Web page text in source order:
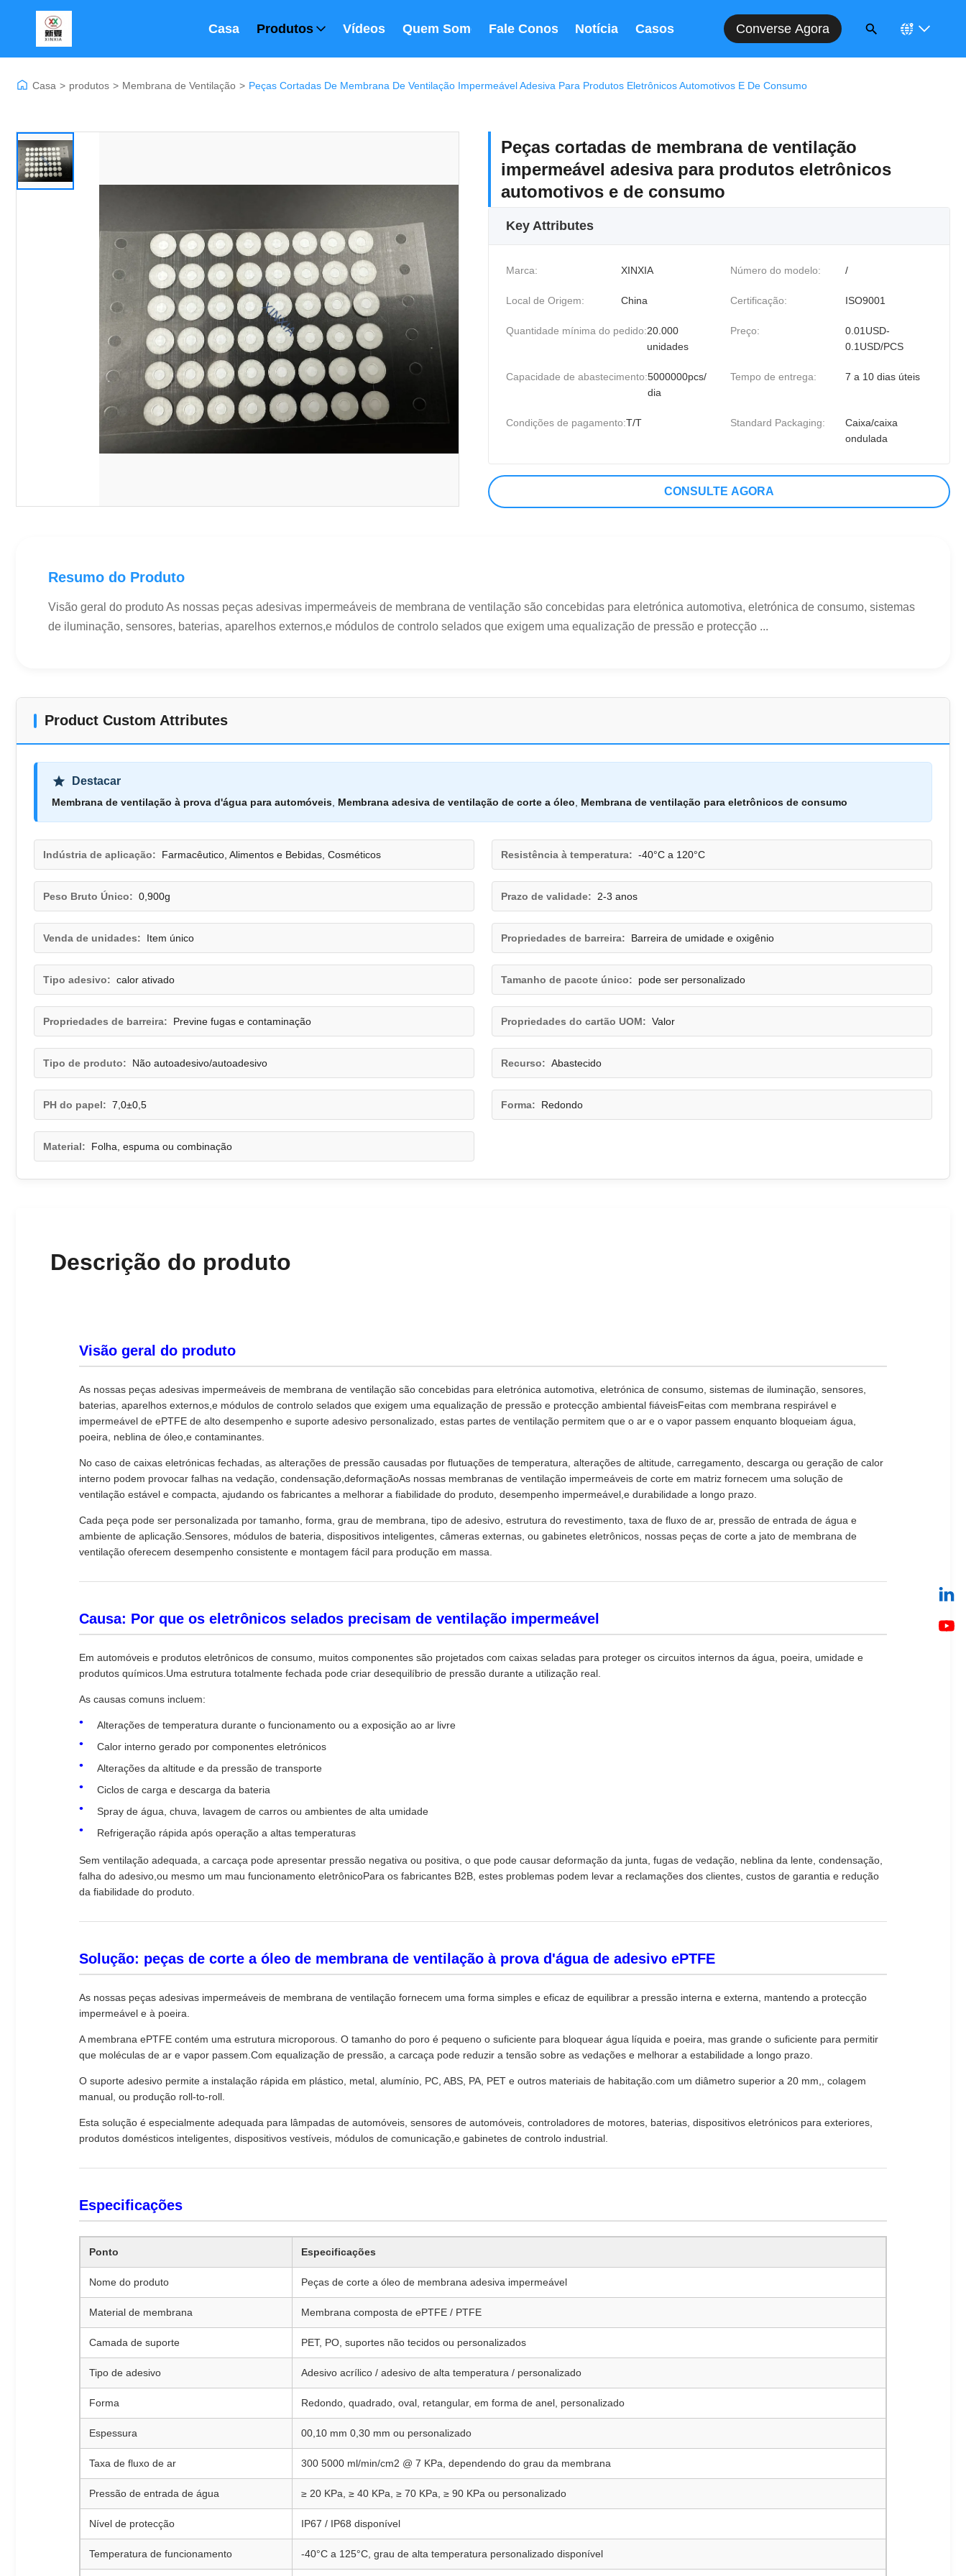
Casa Produtos Vídeos Quem Somos Fale Conosco Notícia Casos Converse Agora
Casa > produtos > Membrana de Ventilação > Peças Cortadas De Membrana De Ventilação Impermeável Adesiva Para Produtos Eletrônicos Automotivos E De Consumo
Peças cortadas de membrana de ventilação
impermeável adesiva para produtos eletrônicos
automotivos e de consumo
Key Attributes
Marca: XINXIA Número do modelo: /
Local de Origem: China Certificação: ISO9001
Quantidade mínima do pedido:20.000
unidades
Preço:
0.01USD-
0.1USD/PCS
Capacidade de abastecimento:5000000pcs/
dia
Tempo de entrega: 7 a 10 dias úteis
Condições de pagamento:T/T Standard Packaging:
Caixa/caixa
ondulada
CONSULTE AGORA
Resumo do Produto
Visão geral do produto As nossas peças adesivas impermeáveis de membrana de ventilação são concebidas para eletrónica automotiva, eletrónica de consumo, sistemas
de iluminação, sensores, baterias, aparelhos externos,e módulos de controlo selados que exigem uma equalização de pressão e protecção ...
Product Custom Attributes
Destacar
Membrana de ventilação à prova d'água para automóveis Membrana adesiva de ventilação de corte a óleo Membrana de ventilação para eletrônicos de consumo
Indústria de aplicação: Farmacêutico, Alimentos e Bebidas, Cosméticos Resistência à temperatura: -40°C a 120°C
Peso Bruto Único: 0,900g Prazo de validade: 2-3 anos
Venda de unidades: Item único Propriedades de barreira: Barreira de umidade e oxigênio
Tipo adesivo: calor ativado Tamanho de pacote único: pode ser personalizado
Propriedades de barreira: Previne fugas e contaminação Propriedades do cartão UOM: Valor
Tipo de produto: Não autoadesivo/autoadesivo Recurso: Abastecido
PH do papel: 7,0±0,5 Forma: Redondo
Material: Folha, espuma ou combinação
Descrição do produto
Visão geral do produto
As nossas peças adesivas impermeáveis de membrana de ventilação são concebidas para eletrónica automotiva, eletrónica de consumo, sistemas de iluminação, sensores,
baterias, aparelhos externos,e módulos de controlo selados que exigem uma equalização de pressão e protecção ambiental fiáveisFeitas com membrana respirável e
impermeável de ePTFE de alto desempenho e suporte adesivo personalizado, estas partes de ventilação permitem que o ar e o vapor passem enquanto bloqueiam água,
poeira, neblina de óleo,e contaminantes.
No caso de caixas eletrónicas fechadas, as alterações de pressão causadas por flutuações de temperatura, alterações de altitude, carregamento, descarga ou geração de calor
interno podem provocar falhas na vedação, condensação,deformaçãoAs nossas membranas de ventilação impermeáveis de corte em matriz fornecem uma solução de
ventilação estável e compacta, ajudando os fabricantes a melhorar a fiabilidade do produto, desempenho impermeável,e durabilidade a longo prazo.
Cada peça pode ser personalizada por tamanho, forma, grau de membrana, tipo de adesivo, estrutura do revestimento, taxa de fluxo de ar, pressão de entrada de água e
ambiente de aplicação.Sensores, módulos de bateria, dispositivos inteligentes, câmeras externas, ou gabinetes eletrônicos, nossas peças de corte a jato de membrana de
ventilação oferecem desempenho consistente e montagem fácil para produção em massa.
Causa: Por que os eletrônicos selados precisam de ventilação impermeável
Em automóveis e produtos eletrônicos de consumo, muitos componentes são projetados com caixas seladas para proteger os circuitos internos da água, poeira, umidade e
produtos químicos.Uma estrutura totalmente fechada pode criar desequilíbrio de pressão durante a utilização real.
As causas comuns incluem:
Alterações de temperatura durante o funcionamento ou a exposição ao ar livre
Calor interno gerado por componentes eletrónicos
Alterações da altitude e da pressão de transporte
Ciclos de carga e descarga da bateria
Spray de água, chuva, lavagem de carros ou ambientes de alta umidade
Refrigeração rápida após operação a altas temperaturas
Sem ventilação adequada, a carcaça pode apresentar pressão negativa ou positiva, o que pode causar deformação da junta, fugas de vedação, neblina da lente, condensação,
falha do adesivo,ou mesmo um mau funcionamento eletrônicoPara os fabricantes B2B, estes problemas podem levar a reclamações dos clientes, custos de garantia e redução
da fiabilidade do produto.
Solução: peças de corte a óleo de membrana de ventilação à prova d'água de adesivo ePTFE
As nossas peças adesivas impermeáveis de membrana de ventilação fornecem uma forma simples e eficaz de equilibrar a pressão interna e externa, mantendo a protecção
impermeável e à poeira.
A membrana ePTFE contém uma estrutura microporous. O tamanho do poro é pequeno o suficiente para bloquear água líquida e poeira, mas grande o suficiente para permitir
que moléculas de ar e vapor passem.Com equalização de pressão, a carcaça pode reduzir a tensão sobre as vedações e melhorar a estabilidade a longo prazo.
O suporte adesivo permite a instalação rápida em plástico, metal, alumínio, PC, ABS, PA, PET e outros materiais de habitação.com um diâmetro superior a 20 mm,, colagem
manual, ou produção roll-to-roll.
Esta solução é especialmente adequada para lâmpadas de automóveis, sensores de automóveis, controladores de motores, baterias, dispositivos eletrónicos para exteriores,
produtos domésticos inteligentes, dispositivos vestíveis, módulos de comunicação,e gabinetes de controlo industrial.
Especificações
Ponto Especificações
Nome do produto Peças de corte a óleo de membrana adesiva impermeável
Material de membrana Membrana composta de ePTFE / PTFE
Camada de suporte PET, PO, suportes não tecidos ou personalizados
Tipo de adesivo Adesivo acrílico / adesivo de alta temperatura / personalizado
Forma Redondo, quadrado, oval, retangular, em forma de anel, personalizado
Espessura 00,10 mm 0,30 mm ou personalizado
Taxa de fluxo de ar 300 5000 ml/min/cm2 @ 7 KPa, dependendo do grau da membrana
Pressão de entrada de água ≥ 20 KPa, ≥ 40 KPa, ≥ 70 KPa, ≥ 90 KPa ou personalizado
Nível de protecção IP67 / IP68 disponível
Temperatura de funcionamento -40°C a 125°C, grau de alta temperatura personalizado disponível